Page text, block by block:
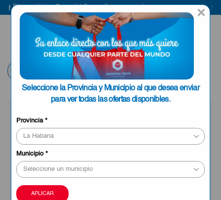
×
Seleccione la Provincia y Municipio al que desea enviar
para ver todas las ofertas disponibles.
Provincia*
Municipio*
APLICAR
Bienvenido a Esencial Pack
ENVIAR A LA
HABANA